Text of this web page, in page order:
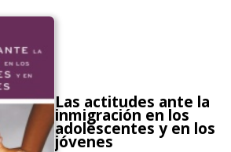
Las actitudes ante la
inmigración en los
adolescentes y en los
jóvenes